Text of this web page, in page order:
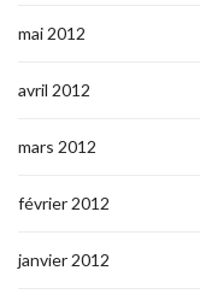
mai 2012
avril 2012
mars 2012
février 2012
janvier 2012